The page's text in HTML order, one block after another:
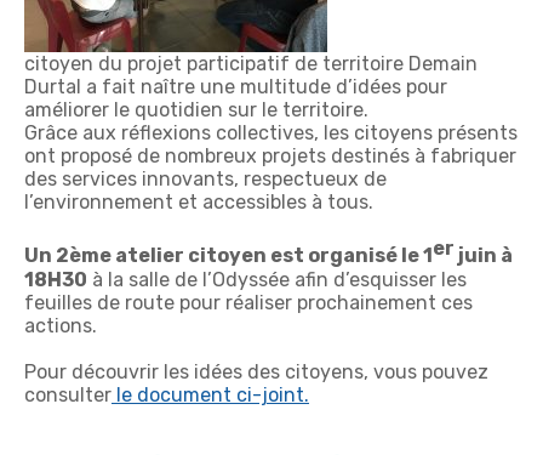
citoyen du projet participatif de territoire Demain
Durtal a fait naître une multitude d’idées pour
améliorer le quotidien sur le territoire.
Grâce aux réflexions collectives, les citoyens présents
ont proposé de nombreux projets destinés à fabriquer
des services innovants, respectueux de
l’environnement et accessibles à tous.
Un 2ème atelier citoyen est organisé le 1 er juin à
18H30 à la salle de l’Odyssée afin d’esquisser les
feuilles de route pour réaliser prochainement ces
actions.
Pour découvrir les idées des citoyens, vous pouvez
consulter le document ci-joint.